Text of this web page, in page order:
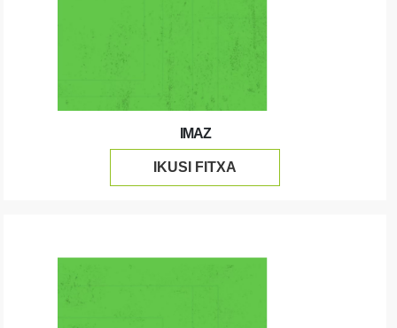
IMAZ
IKUSI FITXA